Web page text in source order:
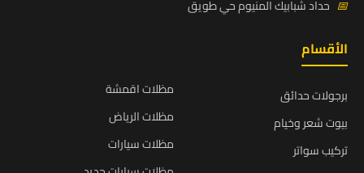
📅 حداد شبابيك المنيوم حي طويق
الأقسام
برجولات حدائق
بيوت شعر وخيام
تركيب سواتر
مظلات اقمشة
مظلات الرياض
مظلات سيارات